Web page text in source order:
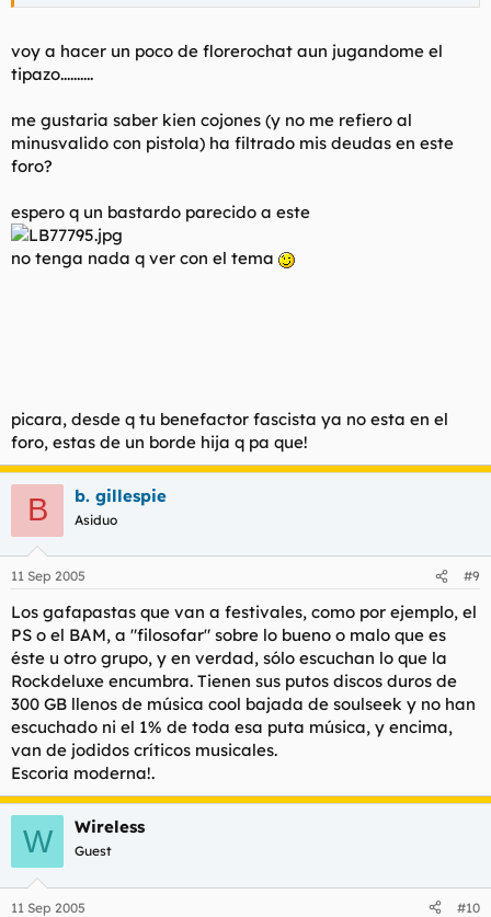
voy a hacer un poco de florerochat aun jugandome el
tipazo..........
me gustaria saber kien cojones (y no me refiero al
minusvalido con pistola) ha filtrado mis deudas en este
foro?
espero q un bastardo parecido a este
no tenga nada q ver con el tema
picara, desde q tu benefactor fascista ya no esta en el
foro, estas de un borde hija q pa que!
B b. gillespie
Asiduo
11 Sep 2005 #9
Los gafapastas que van a festivales, como por ejemplo, el
PS o el BAM, a "filosofar" sobre lo bueno o malo que es
éste u otro grupo, y en verdad, sólo escuchan lo que la
Rockdeluxe encumbra. Tienen sus putos discos duros de
300 GB llenos de música cool bajada de soulseek y no han
escuchado ni el 1% de toda esa puta música, y encima,
van de jodidos críticos musicales.
Escoria moderna!.
W Wireless
Guest
11 Sep 2005 #10